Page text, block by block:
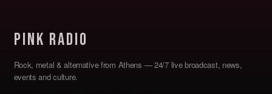
Pink Radio
Rock, metal & alternative from Athens — 24/7 live broadcast, news,
events and culture.